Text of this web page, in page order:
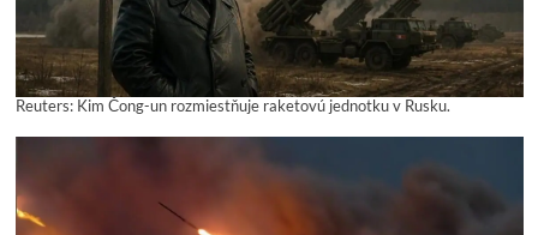
Reuters: Kim Čong-un rozmiestňuje raketovú jednotku v Rusku.